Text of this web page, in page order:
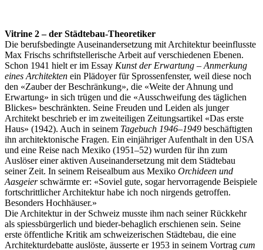
Vitrine 2 – der Städtebau-Theoretiker
Die berufsbedingte Auseinandersetzung mit Architektur beeinflusste
Max Frischs schriftstellerische Arbeit auf verschiedenen Ebenen.
Schon 1941 hielt er im Essay Kunst der Erwartung – Anmerkung
eines Architekten ein Plädoyer für Sprossenfenster, weil diese noch
den «Zauber der Beschränkung», die «Weite der Ahnung und
Erwartung» in sich trügen und die «Ausschweifung des täglichen
Blickes» beschränkten. Seine Freuden und Leiden als junger
Architekt beschrieb er im zweiteiligen Zeitungsartikel «Das erste
Haus» (1942). Auch in seinem Tagebuch 1946–1949 beschäftigten
ihn architektonische Fragen. Ein einjähriger Aufenthalt in den USA
und eine Reise nach Mexiko (1951–52) wurden für ihn zum
Auslöser einer aktiven Auseinandersetzung mit dem Städtebau
seiner Zeit. In seinem Reisealbum aus Mexiko Orchideen und
Aasgeierschwärmte er: «Soviel gute, sogar hervorragende Beispiele
fortschrittlicher Architektur habe ich noch nirgends getroffen.
Besonders Hochhäuser.»
Die Architektur in der Schweiz musste ihm nach seiner Rückkehr
als spiessbürgerlich und bieder-behaglich erschienen sein. Seine
erste öffentliche Kritik am schweizerischen Städtebau, die eine
Architekturdebatte auslöste, äusserte er 1953 in seinem Vortrag cum